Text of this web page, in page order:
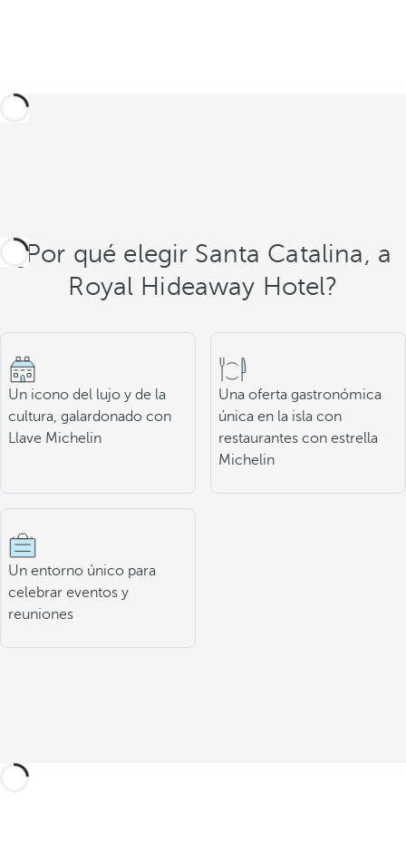
¿Por qué elegir Santa Catalina, a
Royal Hideaway Hotel?
Un icono del lujo y de la
cultura, galardonado con
Llave Michelin
Una oferta gastronómica
única en la isla con
restaurantes con estrella
Michelin
Un entorno único para
celebrar eventos y
reuniones